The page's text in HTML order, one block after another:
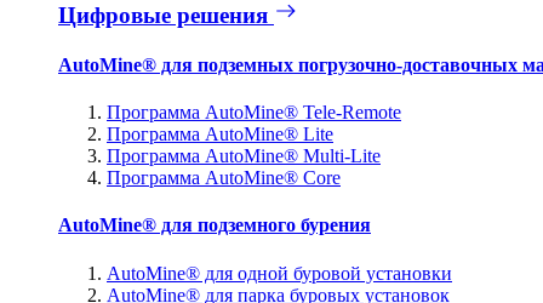
Цифровые решения
AutoMine® для подземных погрузочно-доставочных
Программа AutoMine® Tele-Remote
Программа AutoMine® Lite
Программа AutoMine® Multi-Lite
Программа AutoMine® Core
AutoMine® для подземного бурения
AutoMine® для одной буровой установки
AutoMine® для парка буровых установок